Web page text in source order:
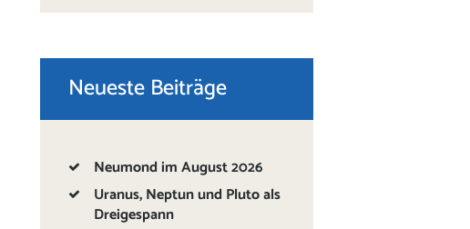
Neueste Beiträge
Neumond im August 2026
Uranus, Neptun und Pluto als
Dreigespann